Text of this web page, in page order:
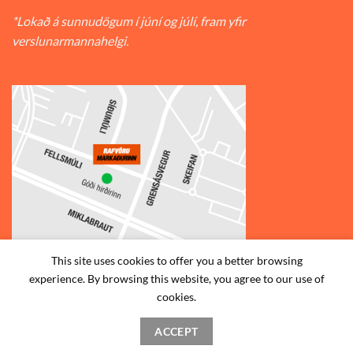
*Lokað á sunnudögum í júní og júlí, fram yfir
verslunarmannahelgi.
© 2026Rafvörumarkaðurinn v/Fellsmúla | Síðumúla 34, 108
Reykjavík | S: 585-2888 |
HAFA SAMBAND
This site uses cookies to offer you a better browsing
experience. By browsing this website, you agree to our use of
cookies.
ACCEPT